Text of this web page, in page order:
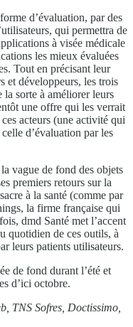
d’évaluation, par des
qui permettra de
à visée médicale
les mieux évaluées
Tout en précisant leur
et développeurs, les trois
la sorte à améliorer leurs
une offre qui les verrait
acteurs (une activité qui
d’évaluation par les
vague de fond des objets
premiers retours sur la
à la santé (comme par
la firme française qui
dmd Santé met l’accent
quotidien de ces outils, à
leurs patients utilisateurs.
de fond durant l’été et
d’ici octobre.
TNS Sofres, Doctissimo,